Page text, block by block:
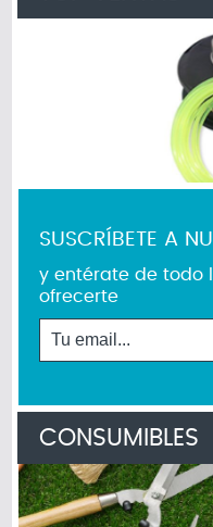
SUSCRÍBETE A
y entérate de todo
ofrecerte
CONSUMIBLES